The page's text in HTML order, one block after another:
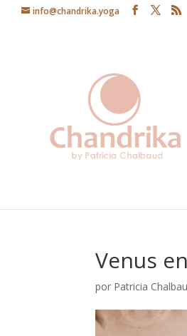
info@chandrika.yoga
Venus
por Patricia